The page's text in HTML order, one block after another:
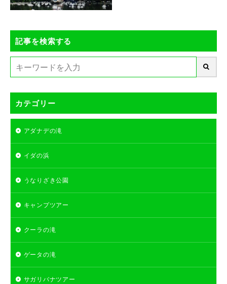
記事を検索する
カテゴリー
アダナデの滝
イダの浜
うなりざき公園
キャンプツアー
クーラの滝
ゲータの滝
サガリバナツアー